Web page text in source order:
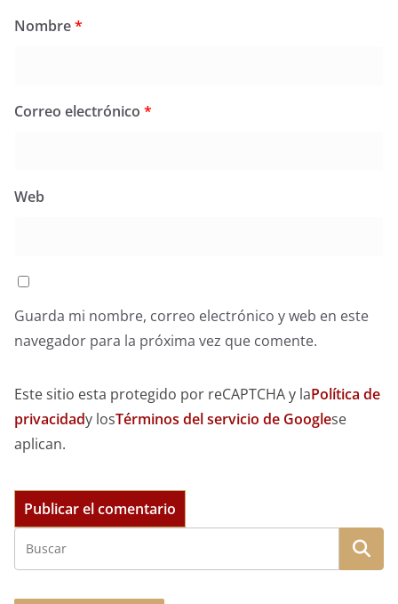
Nombre*
Correo electrónico *
Web
Guarda mi nombre, correo electrónico y web en este
navegador para la próxima vez que comente.
Este sitio esta protegido por reCAPTCHA y laPolítica de
privacidady losTérminos del servicio de Googlese
aplican.